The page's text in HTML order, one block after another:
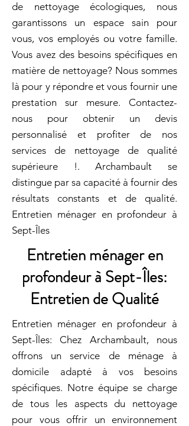
de nettoyage écologiques, nous
garantissons un espace sain pour
vous, vos employés ou votre famille.
Vous avez des besoins spécifiques en
matière de nettoyage? Nous sommes
là pour y répondre et vous fournir une
prestation sur mesure. Contactez-
nous pour obtenir un devis
personnalisé et profiter de nos
services de nettoyage de qualité
supérieure !. Archambault se
distingue par sa capacité à fournir des
résultats constants et de qualité.
Entretien ménager en profondeur à
Sept-Îles
Entretien ménager en
profondeur à Sept-Îles:
Entretien de Qualité
Entretien ménager en profondeur à
Sept-Îles: Chez Archambault, nous
offrons un service de ménage à
domicile adapté à vos besoins
spécifiques. Notre équipe se charge
de tous les aspects du nettoyage
pour vous offrir un environnement